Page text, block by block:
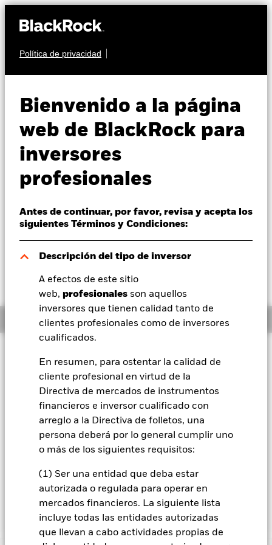
Política de privacidad
Bienvenido a la página
web de BlackRock para
inversores
profesionales
Antes de continuar, por favor, revisa y acepta los
siguientes Términos y Condiciones:
Descripción del tipo de inversor
A efectos de este sitio
web, profesionales son aquellos
inversores que tienen calidad tanto de
clientes profesionales como de inversores
cualificados.
En resumen, para ostentar la calidad de
cliente profesional en virtud de la
Directiva de mercados de instrumentos
financieros e inversor cualificado con
arreglo a la Directiva de folletos, una
persona deberá por lo general cumplir uno
o más de los siguientes requisitos:
(1) Ser una entidad que deba estar
autorizada o regulada para operar en
mercados financieros. La siguiente lista
incluye todas las entidades autorizadas
que llevan a cabo actividades propias de
Perspectivas
Visión de mercado
Educación
Profesionales
España
Change location
BlackRock
iShares
Nuestra compañía
Fund
Valor liquidativo a 06 ago 2026
USD 186,8822
USD 0,02 (0,01%)
Información general
Fondo del mercado monetario a corto plazo con valor
liquidativo variable a corto plazo (VLVCP)
Categoría Morningstar: Mercado monetario, otros. BlackRock
solicitó y financió las calificaciones crediticias. El Fondo US
Dollar Reserve busca maximizar los ingresos actuales en
coherencia con la conservación del capital y la liquidez.
El Fondo invierte un mínimo del 90 % de sus activos totales
crediticia denominados en dólares estadounidenses y en
efectivo de USD. El vencimiento medio ponderado de los
activos del Fondo será de 60 días o menos.